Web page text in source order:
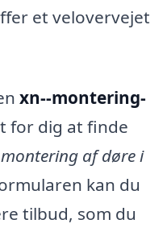
et velovervejet
xn--montering-
for dig at finde
montering af døre i
kan du
tilbud, som du